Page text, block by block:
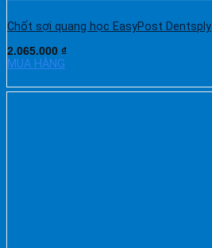
Chốt sợi quang học EasyPost Dentsply
2.065.000 ₫
MUA HÀNG